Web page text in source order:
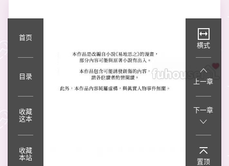
首页
目录
收藏
这本
收藏
本站
横式
上一章
下一章
置顶